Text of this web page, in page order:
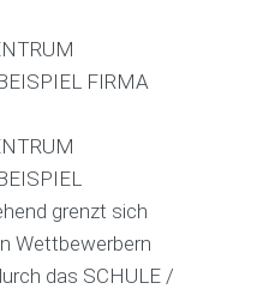
FIRMA
grenzt sich
Wettbewerbern
das SCHULE /